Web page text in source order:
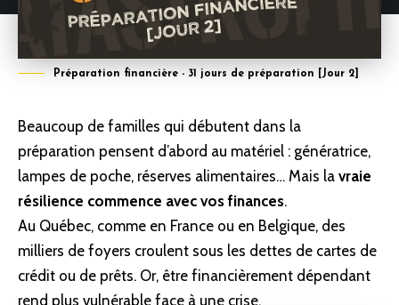
Préparation financière - 31 jours de préparation [Jour 2]
Beaucoup de familles qui débutent dans la
préparation pensent d’abord au matériel : génératrice,
lampes de poche, réserves alimentaires… Mais la vraie
résilience commence avec vos finances.
Au Québec, comme en France ou en Belgique, des
milliers de foyers croulent sous les dettes de cartes de
crédit ou de prêts. Or, être financièrement dépendant
rend plus vulnérable face à une crise.